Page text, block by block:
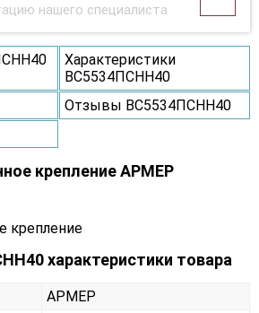
нашего специалиста
Характеристики
ВС5534ПСНН40
Отзывы ВС5534ПСНН40
крепление АРМЕР
крепление
характеристики товара
АРМЕР